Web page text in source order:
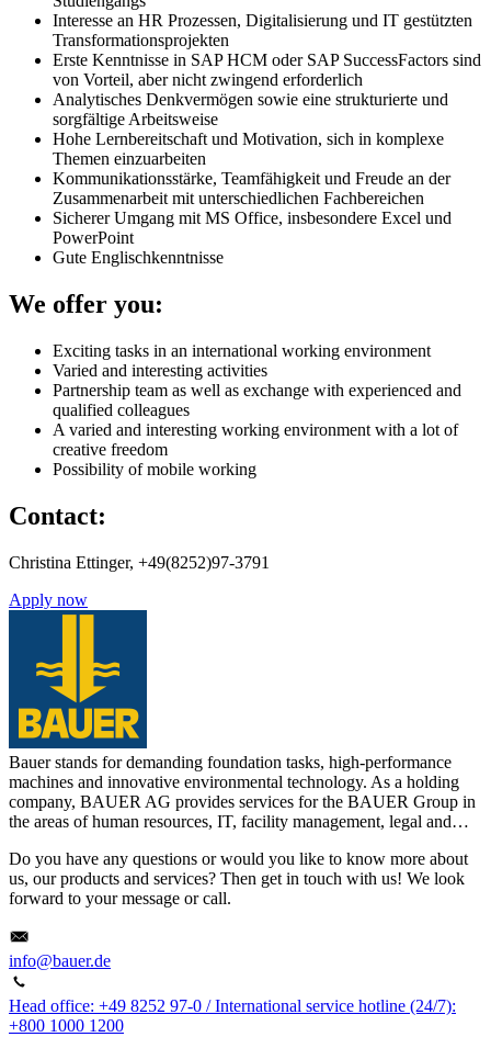
Interesse an HR Prozessen, Digitalisierung und IT gestützten
Transformationsprojekten
Erste Kenntnisse in SAP HCM oder SAP SuccessFactors sind
von Vorteil, aber nicht zwingend erforderlich
Analytisches Denkvermögen sowie eine strukturierte und
sorgfältige Arbeitsweise
Hohe Lernbereitschaft und Motivation, sich in komplexe
Themen einzuarbeiten
Kommunikationsstärke, Teamfähigkeit und Freude an der
Zusammenarbeit mit unterschiedlichen Fachbereichen
Sicherer Umgang mit MS Office, insbesondere Excel und
PowerPoint
Gute Englischkenntnisse
We offer you:
Exciting tasks in an international working environment
Varied and interesting activities
Partnership team as well as exchange with experienced and
qualified colleagues
A varied and interesting working environment with a lot of
creative freedom
Possibility of mobile working
Contact:
Christina Ettinger, +49(8252)97-3791
Apply now
Bauer stands for demanding foundation tasks, high-performance
machines and innovative environmental technology. As a holding
company, BAUER AG provides services for the BAUER Group in
the areas of human resources, IT, facility management, legal and…
Do you have any questions or would you like to know more about
us, our products and services? Then get in touch with us! We look
forward to your message or call.
info@bauer.de
Head office: +49 8252 97-0 / International service hotline (24/7):
+800 1000 1200